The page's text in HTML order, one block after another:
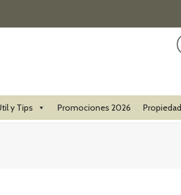
y Tips Promociones 2026